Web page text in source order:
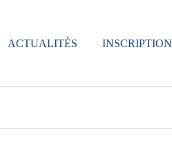
ACTUALITÉS INSCRIPTION